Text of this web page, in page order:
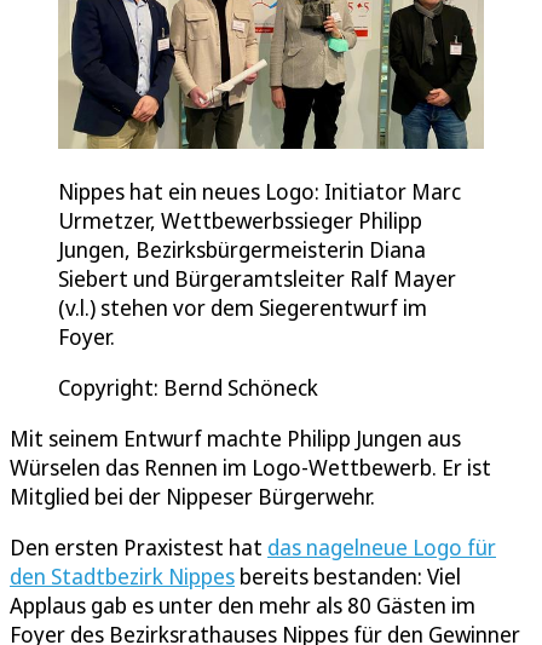
Nippes hat ein neues Logo: Initiator Marc
Urmetzer, Wettbewerbssieger Philipp
Jungen, Bezirksbürgermeisterin Diana
Siebert und Bürgeramtsleiter Ralf Mayer
(v.l.) stehen vor dem Siegerentwurf im
Foyer.
Copyright: Bernd Schöneck
Mit seinem Entwurf machte Philipp Jungen aus
Würselen das Rennen im Logo-Wettbewerb. Er ist
Mitglied bei der Nippeser Bürgerwehr.
Den ersten Praxistest hat das nagelneue Logo für
den Stadtbezirk Nippes bereits bestanden: Viel
Applaus gab es unter den mehr als 80 Gästen im
Foyer des Bezirksrathauses Nippes für den Gewinner